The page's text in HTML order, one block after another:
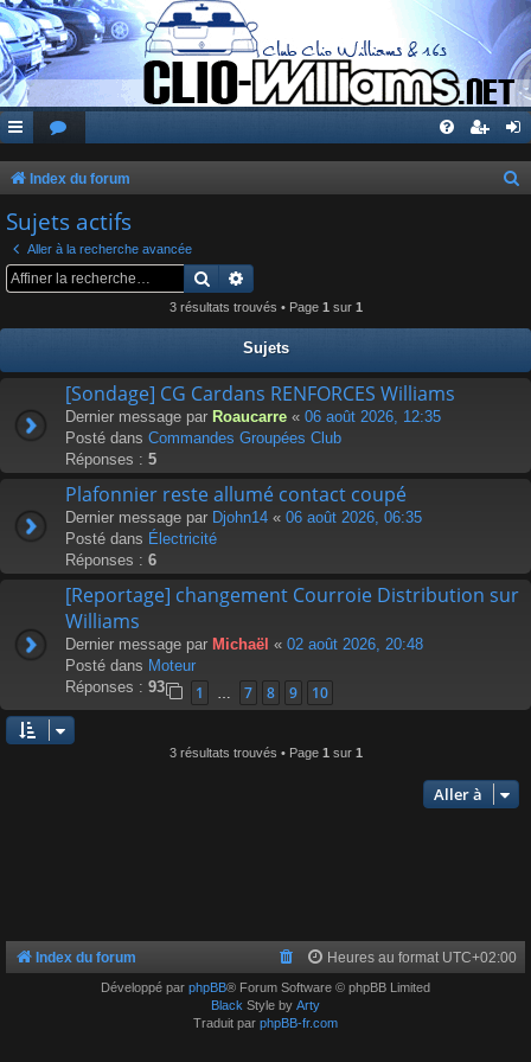
Index du forum
r
Sujets actifs
Aller à la recherche avancée
Rechercher
3 résultats trouvés • Page 1 sur 1
Sujets
[Sondage] CG Cardans RENFORCES Williams
Dernier message par Roaucarre « 06 août 2026, 12:35
Posté dans Commandes Groupées Club
Réponses : 5
Plafonnier reste allumé contact coupé
Dernier message par Djohn14 « 06 août 2026, 06:35
Posté dans Électricité
Réponses : 6
[Reportage] changement Courroie Distribution sur
Williams
Dernier message par Michaël « 02 août 2026, 20:48
Posté dans Moteur
Réponses : 93 1 … 7 8 9 10
3 résultats trouvés • Page 1 sur 1
Aller à
Index du forum Heures au format UTC+02:00
Développé par phpBB® Forum Software © phpBB Limited
Black Style by Arty
Traduit par phpBB-fr.com